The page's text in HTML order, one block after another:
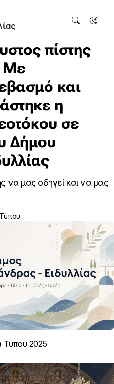
πίστης
Με
και
η
σε
Δήμου
μας οδηγεί και να μας
Τύπου 2025